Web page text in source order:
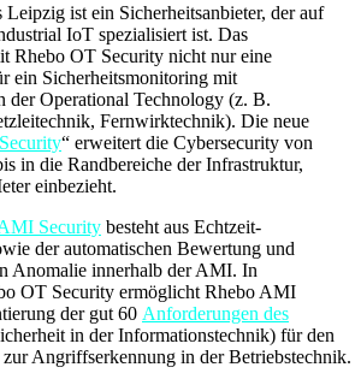
Leipzig ist ein Sicherheitsanbieter, der auf
IoT spezialisiert ist. Das
Rhebo OT Security nicht nur eine
ein Sicherheitsmonitoring mit
der Operational Technology (z. B.
Fernwirktechnik). Die neue
“ erweitert die Cybersecurity von
in die Randbereiche der Infrastruktur,
einbezieht.
Security besteht aus Echtzeit-
der automatischen Bewertung und
Anomalie innerhalb der AMI. In
OT Security ermöglicht Rhebo AMI
der gut 60 Anforderungen des
in der Informationstechnik) für den
Angriffserkennung in der Betriebstechnik.